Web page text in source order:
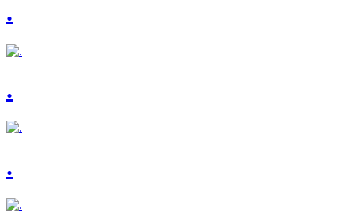
.
.
.